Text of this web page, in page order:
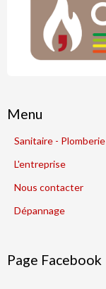
Menu
Sanitaire - Plomberie
L'entreprise
Nous contacter
Dépannage
Page Facebook